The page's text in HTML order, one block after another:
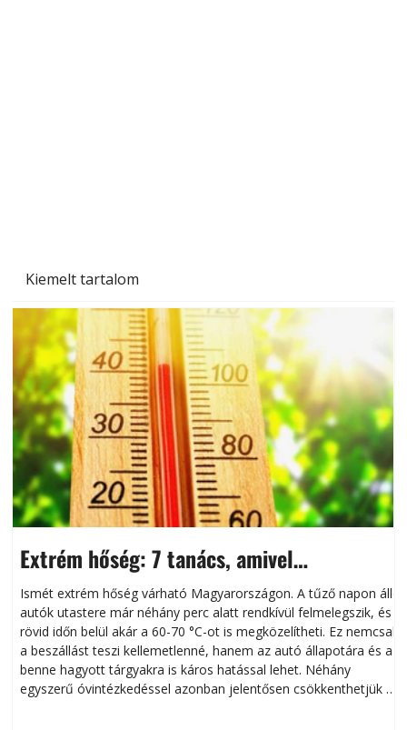
Kiemelt tartalom
Extrém hőség: 7 tanács, amivel
megóvhatjuk autónkat a nyári károktól
Ismét extrém hőség várható Magyarországon. A tűző napon álló
autók utastere már néhány perc alatt rendkívül felmelegszik, és
rövid időn belül akár a 60-70 °C-ot is megközelítheti. Ez nemcsak
a beszállást teszi kellemetlenné, hanem az autó állapotára és a
benne hagyott tárgyakra is káros hatással lehet. Néhány
egyszerű óvintézkedéssel azonban jelentősen csökkenthetjük a